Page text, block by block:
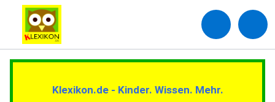
Klexikon.de - Kinder. Wissen. Mehr.